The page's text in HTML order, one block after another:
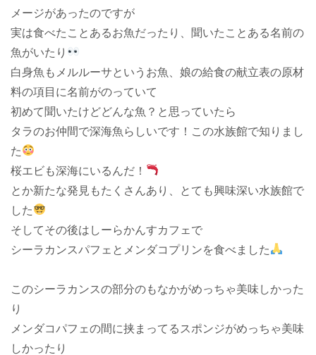
メージがあったのですが
実は食べたことあるお魚だったり、聞いたことある名前の
魚がいたり
白身魚もメルルーサというお魚、娘の給食の献立表の原材
料の項目に名前がのっていて
初めて聞いたけどどんな魚？と思っていたら
タラのお仲間で深海魚らしいです！この水族館で知りまし
た
桜エビも深海にいるんだ！
とか新たな発見もたくさんあり、とても興味深い水族館で
した
そしてその後はしーらかんすカフェで
シーラカンスパフェとメンダコプリンを食べました
このシーラカンスの部分のもなかがめっちゃ美味しかった
り
メンダコパフェの間に挟まってるスポンジがめっちゃ美味
しかったり